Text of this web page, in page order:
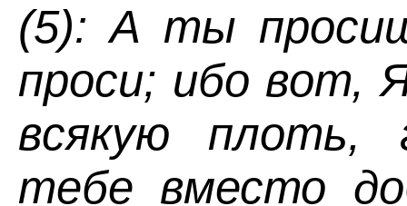
(5): А ты
проси; ибо вот,
всякую плоть,
тебе вместо